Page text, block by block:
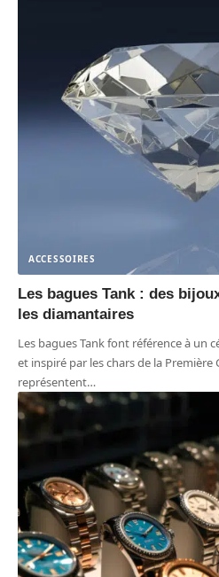
ACCESSOIRES
Les bagues Tank : des
les diamantaires
Les bagues Tank font référence à un
et inspiré par les chars de la Première
représentent…